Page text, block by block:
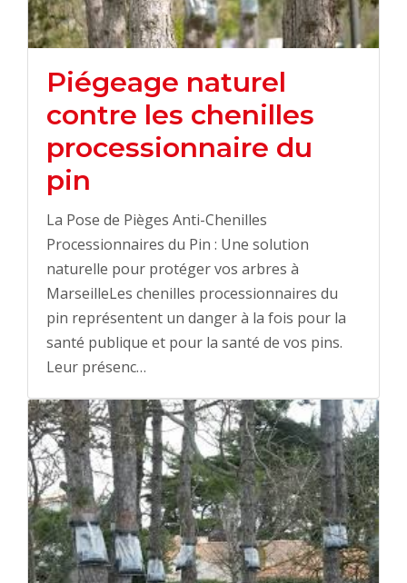
Piégeage naturel
contre les chenilles
processionnaire du
pin
La Pose de Pièges Anti-Chenilles
Processionnaires du Pin : Une solution
naturelle pour protéger vos arbres à
MarseilleLes chenilles processionnaires du
pin représentent un danger à la fois pour la
santé publique et pour la santé de vos pins.
Leur présenc…